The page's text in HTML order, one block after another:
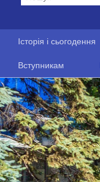
Історія і сьогодення
Вступникам